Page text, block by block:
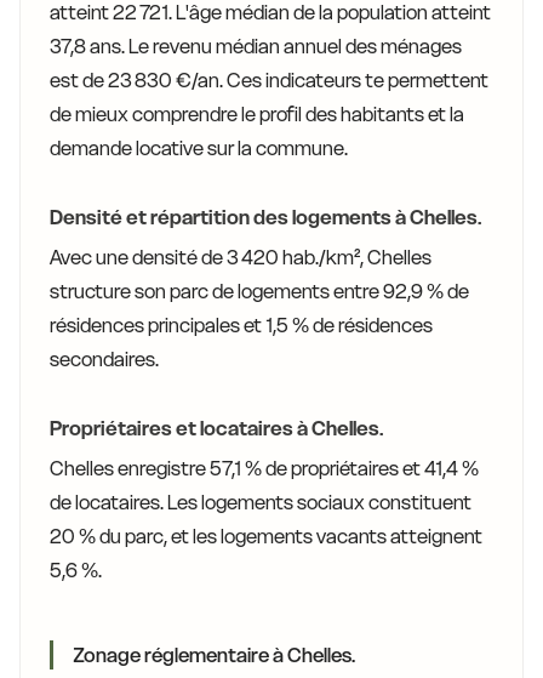
atteint 22 721. L'âge médian de la population atteint
37,8 ans. Le revenu médian annuel des ménages
est de 23 830 €/an. Ces indicateurs te permettent
de mieux comprendre le profil des habitants et la
demande locative sur la commune.
Densité et répartition des logements à Chelles.
Avec une densité de 3 420 hab./km², Chelles
structure son parc de logements entre 92,9 % de
résidences principales et 1,5 % de résidences
secondaires.
Propriétaires et locataires à Chelles.
Chelles enregistre 57,1 % de propriétaires et 41,4 %
de locataires. Les logements sociaux constituent
20 % du parc, et les logements vacants atteignent
5,6 %.
Zonage réglementaire à Chelles.